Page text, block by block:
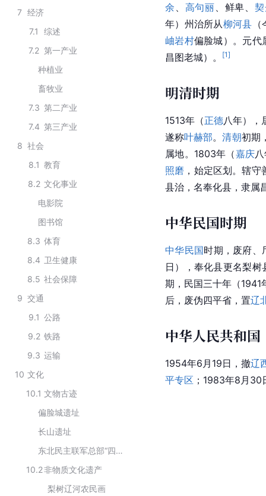
7 经济
7.1
综述
7.2 第一产业
种植业
畜牧业
7.3 第二产业
7.4 第三产业
8 社会
8.1 教育
8.2 文化事业
电影院
图书馆
8.3 体育
8.4 卫生健康
8.5 社会保障
9 交通
9.1 公路
9.2 铁路
9.3 运输
10 文化
10.1 文物古迹
偏脸城遗址
长山遗址
东北民主联军总部“四平保卫战”前线指挥部旧址
10.2非物质文化遗产
梨树辽河农民画
余
高句丽 、鲜卑、
年）州治所从柳河县
岫岩村偏脸城）。元代
昌图老城）。
[1]
明清时期
1513年（正德八年），
遂称叶赫部。清朝初期
属地。1803年（嘉庆
照磨 ，始定区划。辖
县治，名奉化县，隶属
中华民国时期
中华民国时期，废府、
日），奉化县更名梨树
期，民国三十年（
后，废伪四平省，置辽
中华人民共和国
1954年6月19日，撤辽
平专区 ；1983年8月